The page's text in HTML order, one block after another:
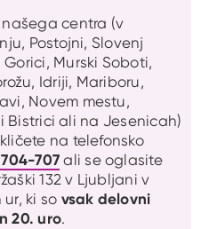
centra (v
Postojni, Slovenj
Murski Soboti,
Idriji, Mariboru,
Novem mestu,
Bistrici ali na Jesenicah)
na telefonsko
707 ali se oglasite
132 v Ljubljani v
ki so vsak delovni
20. uro.